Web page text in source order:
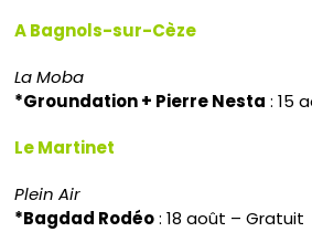
A Bagnols-sur-Cèze
La Moba
*Groundation + Pierre Nesta : 15
Le Martinet
Plein Air
*Bagdad Rodéo: 18 août – Gratuit